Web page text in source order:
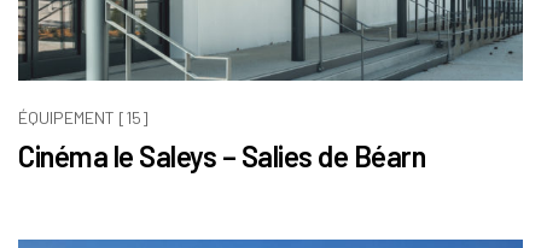
ÉQUIPEMENT [15]
Cinéma le Saleys – Salies de Béarn